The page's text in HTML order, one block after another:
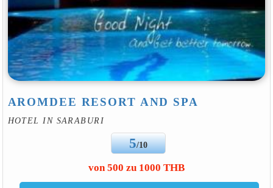
AROMDEE RESORT AND SPA
HOTEL IN SARABURI
5/10
von 500 zu 1000 THB